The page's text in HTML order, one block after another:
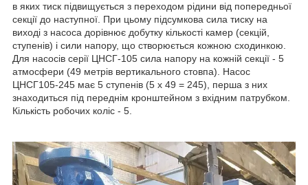
в яких тиск підвищується з переходом рідини від попередньої
секції до наступної. При цьому підсумкова сила тиску на
виході з насоса дорівнює добутку кількості камер (секцій,
ступенів) і сили напору, що створюється кожною сходинкою.
Для насосів серії ЦНСГ-105 сила напору на кожній секції - 5
атмосфери (49 метрів вертикального стовпа). Насос
ЦНСГ105-245 має 5 ступенів (5 х 49 = 245), перша з них
знаходиться під переднім кронштейном з вхідним патрубком.
Кількість робочих коліс - 5.